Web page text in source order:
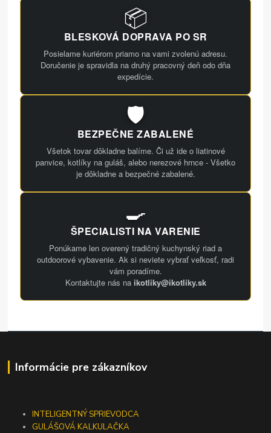
📦
BLESKOVÁ DOPRAVA PO SR
Posielame kuriérom priamo na vami zvolenú adresu.
Doručenie je spravidla na druhý pracovný deň odo dňa
expedície.
🛡️
BEZPEČNE ZABALENÉ
Všetok tovar dôkladne balíme. Či už ide o liatinové
panvice, kotlíky na guláš, alebo nerezové hrnce - Všetko
je dôkladne a bezpečné zabalené.
🍳
ŠPECIALISTI NA VARENIE
Ponúkame len overený tradičný kuchynský riad a
outdoorové vybavenie. Ak si neviete vybrať veľkosť, radi
vám poradíme.
Kontaktujte nás na ikotliky@ikotliky.sk
Informácie pre zákazníkov
INTELIGENTNÝ SPRIEVODCA
GULÁŠOVÁ KALKULAČKA